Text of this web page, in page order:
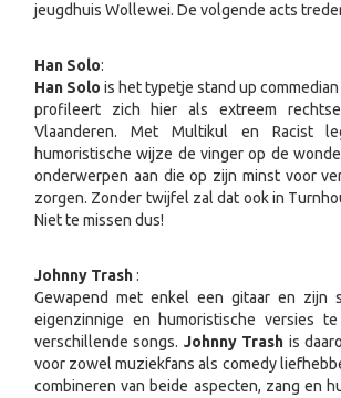
jeugdhuis Wollewei. De volgende acts
Han Solo:
Han Solo is het typetje stand up commedian
profileert zich hier als extreem
Vlaanderen. Met Multikul en Racist
humoristische wijze de vinger op de
onderwerpen aan die op zijn minst voor
zorgen. Zonder twijfel zal dat ook in
Niet te missen dus!
Johnny Trash:
Gewapend met enkel een gitaar en zijn
eigenzinnige en humoristische versies
verschillende songs. Johnny Trash is
voor zowel muziekfans als comedy
combineren van beide aspecten, zang en